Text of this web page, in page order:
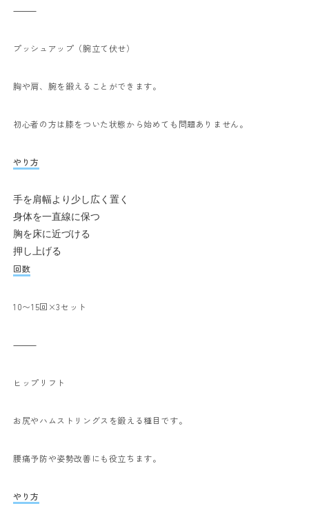
⸻
プッシュアップ（腕立て伏せ）
胸や肩、腕を鍛えることができます。
初心者の方は膝をついた状態から始めても問題ありません。
やり方
手を肩幅より少し広く置く
身体を一直線に保つ
胸を床に近づける
押し上げる
回数
10〜15回×3セット
⸻
ヒップリフト
お尻やハムストリングスを鍛える種目です。
腰痛予防や姿勢改善にも役立ちます。
やり方